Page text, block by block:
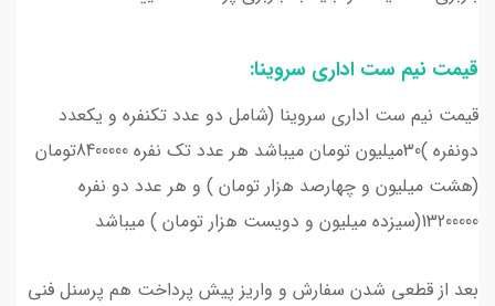
قیمت نیم ست اداری سروینا:
قیمت نیم ست اداری سروینا (شامل دو عدد تکنفره و یکعدد
دونفره )30میلیون تومان میباشد هر عدد تک نفره 8400000تومان
(هشت میلیون و چهارصد هزار تومان ) و هر عدد دو نفره
13200000(سیزده میلیون و دویست هزار تومان ) میباشد
بعد از قطعی شدن سفارش و واریز پیش پرداخت هم پرسنل فنی